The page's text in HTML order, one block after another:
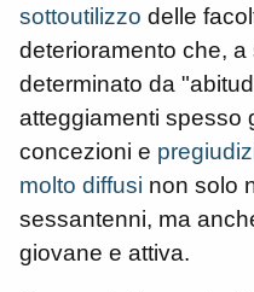
sottoutilizzo delle
deterioramento che,
determinato da
atteggiamenti spesso
concezioni e
molto diffusi non solo
sessantenni, ma
giovane e attiva.